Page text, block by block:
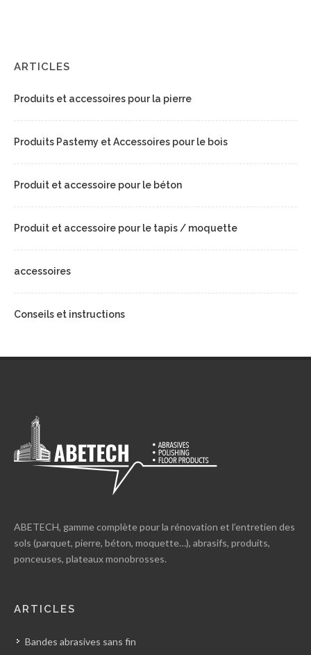
ARTICLES
Produits et accessoires pour la pierre
Produits Pastemy et Accessoires pour le bois
Produit et accessoire pour le béton
Produit et accessoire pour le tapis / moquette
accessoires
Conseils et instructions
ABETECH, gamme complète pour la rénovation et l’entretien des
sols (parquet, pierre, béton, moquette…), abrasifs, produits,
ponceuses, plateaux monobrosses.
ARTICLES
Bandes abrasives sans fin